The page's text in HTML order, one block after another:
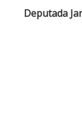
Deputada